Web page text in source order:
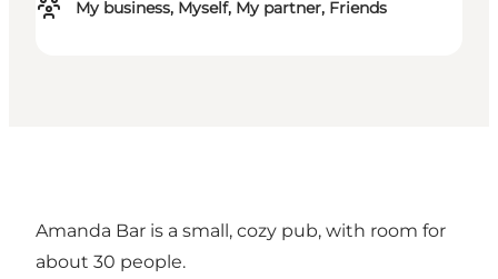
My business, Myself, My partner, Friends
Amanda Bar is a small, cozy pub, with room for
about 30 people.